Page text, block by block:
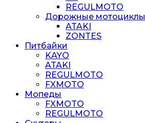
REGULMOTO
Дорожные мотоциклы
ATAKI
ZONTES
Питбайки
KAYO
ATAKI
REGULMOTO
FXMOTO
Мопеды
FXMOTO
REGULMOTO